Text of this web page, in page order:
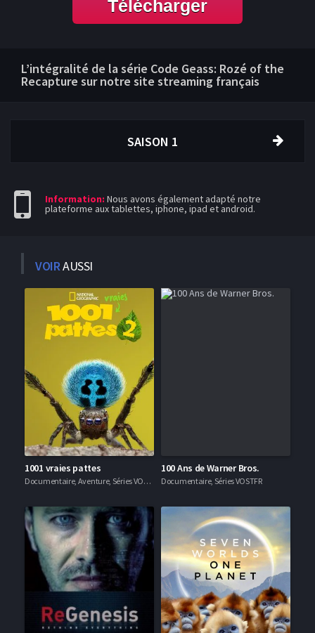
Télécharger
L’intégralité de la série Code Geass: Rozé of the
Recapture sur notre site streaming français
SAISON 1
Information: Nous avons également adapté notre
plateforme aux tablettes, iphone, ipad et android.
VOIRAUSSI
1001 vraies pattes
Documentaire, Aventure, Séries VOSTFR
100 Ans de Warner Bros.
Documentaire, Séries VOSTFR